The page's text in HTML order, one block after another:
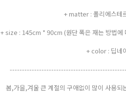
+ matter : 폴리에스테
+ size : 145cm * 90cm (원단 폭은 재는 방법에
+ color : 딥네
봄,가을,겨울 큰 계절의 구애없이 많이 사용되